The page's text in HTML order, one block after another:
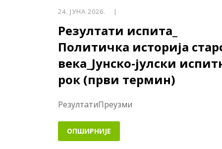
24. ЈУНА 2026. |
Резултати испита_
Политичка историја
века_Јунско-јулски
рок (први термин)
РезултатиПреузми
ОПШИРНИЈЕ